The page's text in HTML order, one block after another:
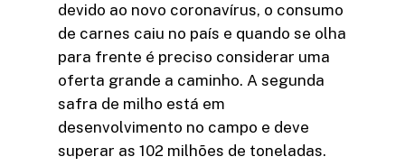
devido ao novo coronavírus, o consumo
de carnes caiu no país e quando se olha
para frente é preciso considerar uma
oferta grande a caminho. A segunda
safra de milho está em
desenvolvimento no campo e deve
superar as 102 milhões de toneladas.